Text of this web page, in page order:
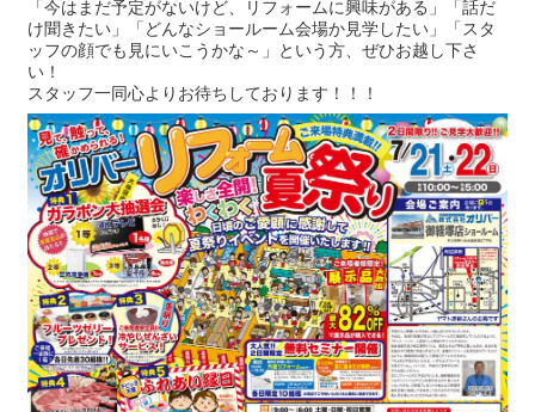
「今はまだ予定がないけど、リフォームに興味がある」「話だ
け聞きたい」「どんなショールーム会場か見学したい」「スタ
ッフの顔でも見にいこうかな～」という方、ぜひお越し下さ
い！
スタッフ一同心よりお待ちしております！！！